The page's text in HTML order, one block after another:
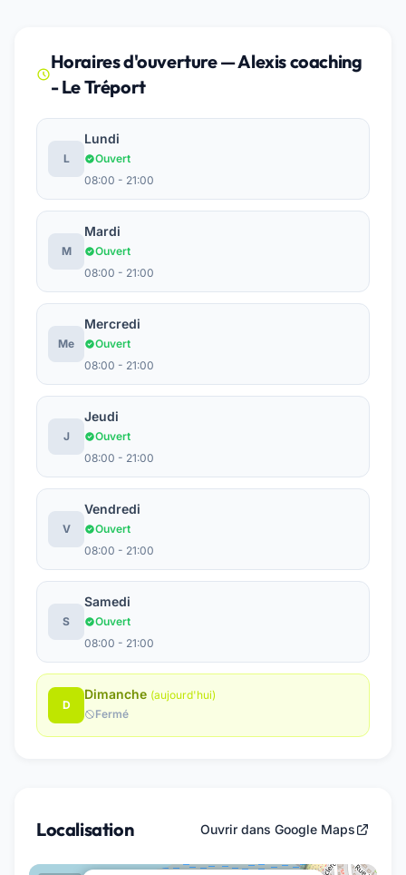
Horaires d'ouverture — Alexis coaching
- Le Tréport
L
Lundi
Ouvert
08:00 - 21:00
M
Mardi
Ouvert
08:00 - 21:00
Me
Mercredi
Ouvert
08:00 - 21:00
J
Jeudi
Ouvert
08:00 - 21:00
V
Vendredi
Ouvert
08:00 - 21:00
S
Samedi
Ouvert
08:00 - 21:00
D
Dimanche (aujourd'hui)
Fermé
Localisation Ouvrir dans Google Maps